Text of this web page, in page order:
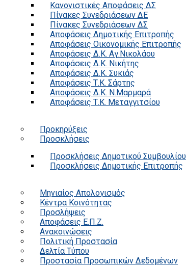
Κανονιστικές Αποφάσεις ΔΣ
Πίνακες Συνεδριάσεων ΔΕ
Πίνακες Συνεδριάσεων ΔΣ
Αποφάσεις Δημοτικής Επιτροπής
Αποφάσεις Οικονομικής Επιτροπής
Αποφάσεις Δ.Κ. Αγ.Νικολάου
Αποφάσεις Δ.Κ. Νικήτης
Αποφάσεις Δ.Κ. Συκιάς
Αποφάσεις Τ.Κ. Σάρτης
Αποφάσεις Δ.Κ. Ν.Μαρμαρά
Αποφάσεις Τ.Κ. Μεταγγιτσίου
Προκηρύξεις
Προσκλήσεις
Προσκλήσεις Δημοτικού Συμβουλίου
Προσκλήσεις Δημοτικής Επιτροπής
Μηνιαίος Απολογισμός
Κέντρα Κοινότητας
Προσλήψεις
Αποφάσεις Ε.Π.Ζ.
Ανακοινώσεις
Πολιτική Προστασία
Δελτία Τύπου
Προστασία Προσωπικών Δεδομένων